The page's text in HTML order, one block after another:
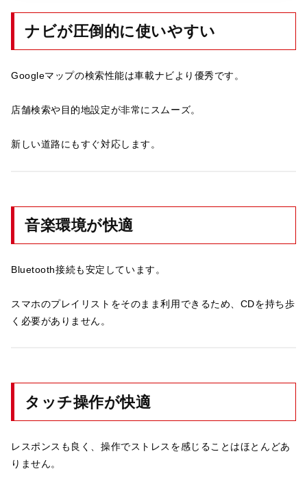
ナビが圧倒的に使いやすい
Googleマップの検索性能は車載ナビより優秀です。
店舗検索や目的地設定が非常にスムーズ。
新しい道路にもすぐ対応します。
音楽環境が快適
Bluetooth接続も安定しています。
スマホのプレイリストをそのまま利用できるため、CDを持ち歩
く必要がありません。
タッチ操作が快適
レスポンスも良く、操作でストレスを感じることはほとんどあ
りません。